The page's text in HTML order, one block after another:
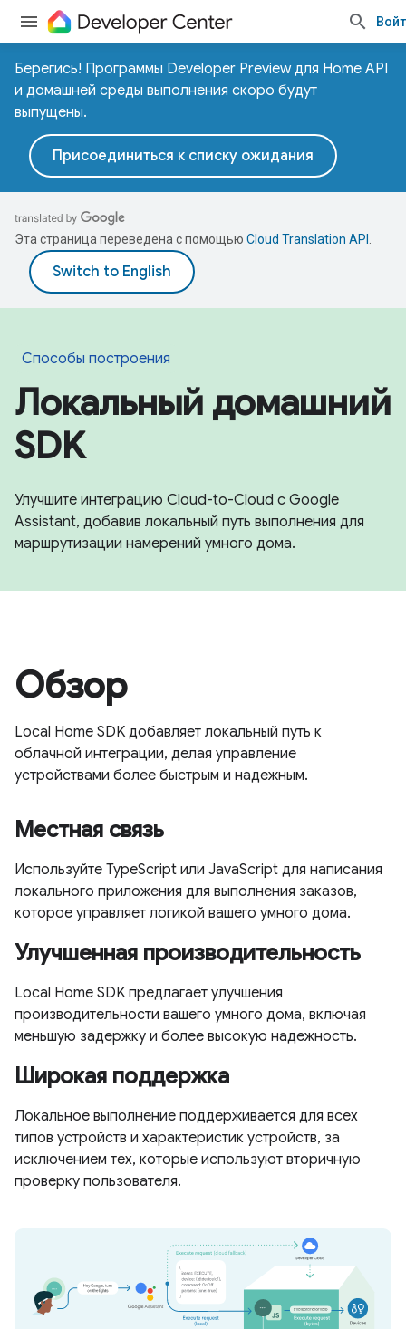
Берегись! Программы Developer Preview для Home API
и домашней среды выполнения скоро будут
выпущены.
Присоединиться к списку ожидания
Эта страница переведена с помощью Cloud Translation API
Способы построения
Локальный домашний
SDK
Улучшите интеграцию Cloud-to-Cloud с Google
Assistant, добавив локальный путь выполнения для
маршрутизации намерений умного дома.
Обзор
Local Home SDK добавляет локальный путь к
облачной интеграции, делая управление
устройствами более быстрым и надежным.
Местная связь
Используйте TypeScript или JavaScript для написания
локального приложения для выполнения заказов,
которое управляет логикой вашего умного дома.
Улучшенная производительность
Local Home SDK предлагает улучшения
производительности вашего умного дома, включая
меньшую задержку и более высокую надежность.
Широкая поддержка
Локальное выполнение поддерживается для всех
типов устройств и характеристик устройств, за
исключением тех, которые используют вторичную
проверку пользователя.